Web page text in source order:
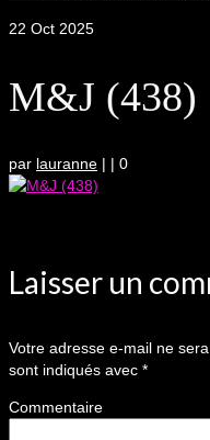
22 Oct 2025
M&J (438)
par lauranne | | 0
Laisser un
Votre adresse e-mail ne
sont indiqués avec *
Commentaire